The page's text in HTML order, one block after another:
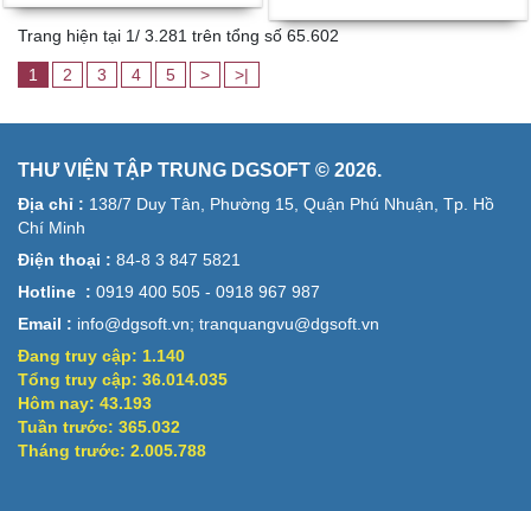
Trang hiện tại 1/ 3.281 trên tổng số 65.602
1 2 3 4 5 > >|
THƯ VIỆN TẬP TRUNG DGSOFT © 2026.
Địa chỉ : 138/7 Duy Tân, Phường 15, Quận Phú Nhuận, Tp. Hồ
Chí Minh
Điện thoại : 84-8 3 847 5821
Hotline : 0919 400 505 - 0918 967 987
Email : info@dgsoft.vn; tranquangvu@dgsoft.vn
Đang truy cập: 1.140
Tổng truy cập: 36.014.035
Hôm nay: 43.193
Tuần trước: 365.032
Tháng trước: 2.005.788